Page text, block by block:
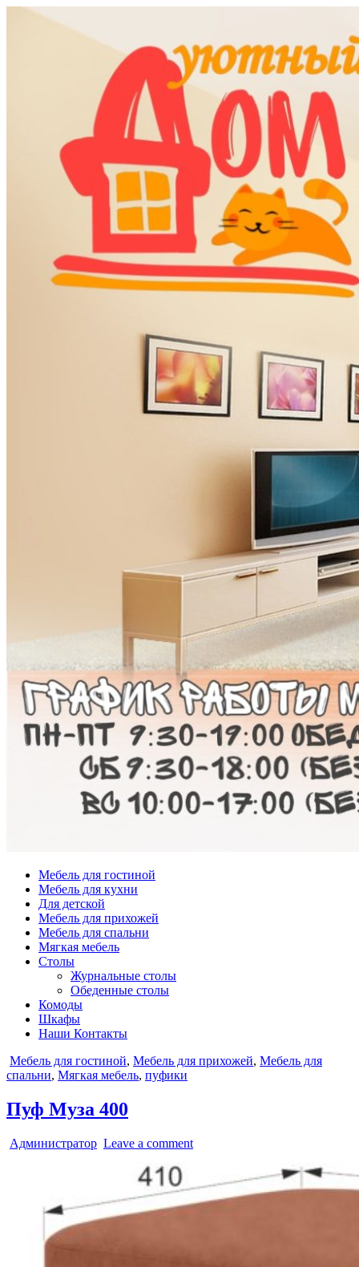
Мебель для гостиной
Мебель для кухни
Для детской
Мебель для прихожей
Мебель для спальни
Мягкая мебель
Столы
Журнальные столы
Обеденные столы
Комоды
Шкафы
Наши Контакты
Опубликовано
в
Мебель для гостиной, Мебель для прихожей, Мебель для
спальни, Мягкая мебель, пуфики
Пуф Муза 400
Администратор Leave a comment